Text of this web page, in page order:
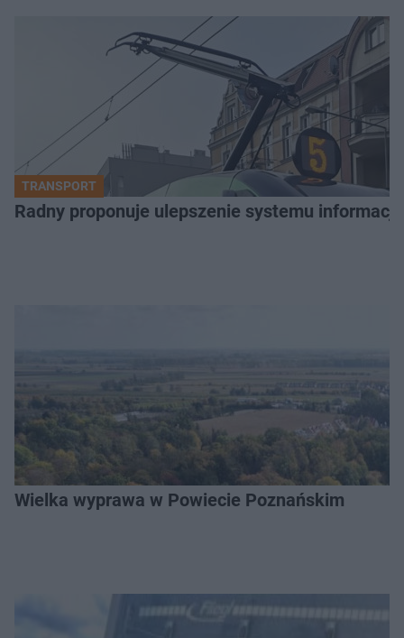
TRANSPORT
Radny proponuje ulepszenie systemu
Wielka wyprawa w Powiecie Poznańskim